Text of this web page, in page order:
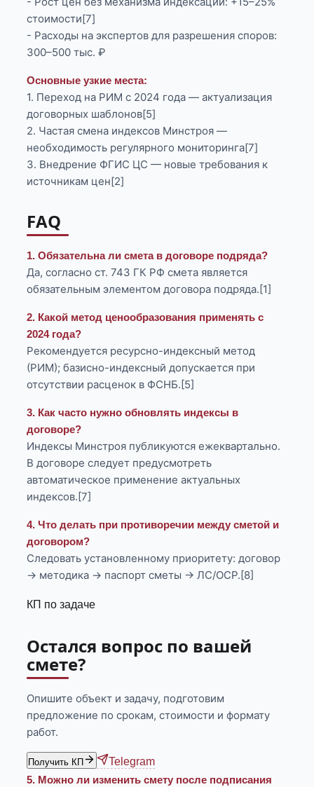
стоимости[7]
- Расходы на экспертов для разрешения споров:
300–500 тыс. ₽
Основные узкие места:
1. Переход на РИМ с 2024 года — актуализация
договорных шаблонов[5]
2. Частая смена индексов Минстроя —
необходимость регулярного мониторинга[7]
3. Внедрение ФГИС ЦС — новые требования к
источникам цен[2]
FAQ
1. Обязательна ли смета в договоре подряда?
Да, согласно ст. 743 ГК РФ смета является
обязательным элементом договора подряда.[1]
2. Какой метод ценообразования применять с
2024 года?
Рекомендуется ресурсно-индексный метод
(РИМ); базисно-индексный допускается при
отсутствии расценок в ФСНБ.[5]
3. Как часто нужно обновлять индексы в
договоре?
Индексы Минстроя публикуются ежеквартально.
В договоре следует предусмотреть
автоматическое применение актуальных
индексов.[7]
4. Что делать при противоречии между сметой и
договором?
Следовать установленному приоритету: договор
→ методика → паспорт сметы → ЛС/ОСР.[8]
КП по задаче
Остался вопрос по вашей
смете?
Опишите объект и задачу, подготовим
предложение по срокам, стоимости и формату
работ.
Получить КП
Telegram
5. Можно ли изменить смету после подписания